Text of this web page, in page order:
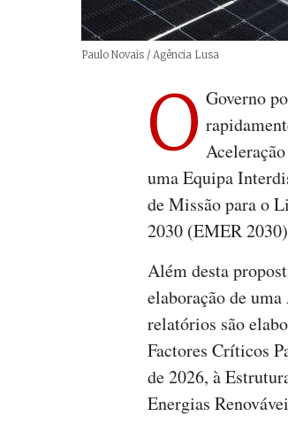
Créditos
Paulo Novais / Agência Lusa
O Governo
uma Equipa
de Missão para o
2030 (EMER
Além desta
elaboração de
relatórios são
Factores Críticos
de 2026, à
Energias